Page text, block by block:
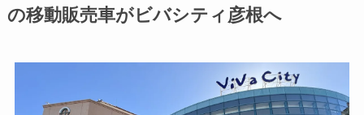
の移動販売車がビバシティ彦根へ